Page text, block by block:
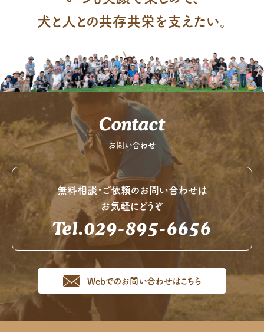
犬と人との共存共栄を支えたい。
Contact
お問い合わせ
無料相談・ご依頼のお問い合わせは
お気軽にどうぞ
Tel.029-895-6656
Webでのお問い合わせはこちら